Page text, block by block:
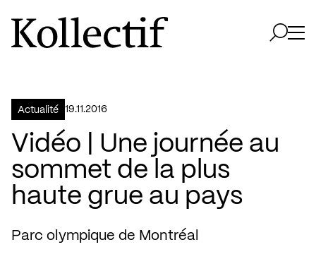
Aller à la page d'accueil
Logo Kollectif
Actualité 19.11.2016
Vidéo | Une journée au
sommet de la plus
haute grue au pays
Parc olympique de Montréal